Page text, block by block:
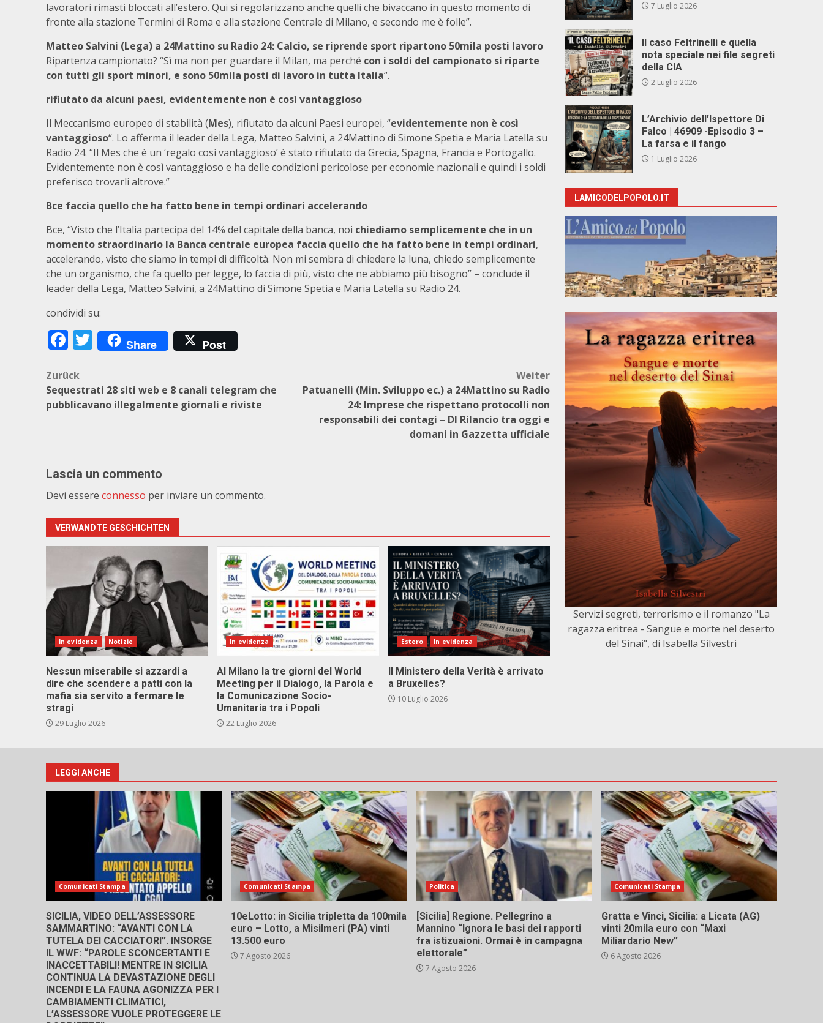
lavoratori rimasti bloccati all’estero. Qui si regolarizzano anche quelli che bivaccano in questo momento di
fronte alla stazione Termini di Roma e alla stazione Centrale di Milano, e secondo me è folle”.
Matteo Salvini (Lega) a 24Mattino su Radio 24: Calcio, se riprende sport ripartono 50mila posti lavoro
Ripartenza campionato? “Sì ma non per guardare il Milan, ma perché con i soldi del campionato si riparte
con tutti gli sport minori, e sono 50mila posti di lavoro in tutta Italia“.
rifiutato da alcuni paesi, evidentemente non è così vantaggioso
Il Meccanismo europeo di stabilità (Mes), rifiutato da alcuni Paesi europei, “evidentemente non è così
vantaggioso“. Lo afferma il leader della Lega, Matteo Salvini, a 24Mattino di Simone Spetia e Maria Latella su
Radio 24. “Il Mes che è un ‘regalo così vantaggioso’ è stato rifiutato da Grecia, Spagna, Francia e Portogallo.
Evidentemente non è così vantaggioso e ha delle condizioni pericolose per economie nazionali e quindi i soldi
preferisco trovarli altrove.”
Bce faccia quello che ha fatto bene in tempi ordinari accelerando
Bce, “Visto che l’Italia partecipa del 14% del capitale della banca, noi chiediamo semplicemente che in un
momento straordinario la Banca centrale europea faccia quello che ha fatto bene in tempi ordinari,
accelerando, visto che siamo in tempi di difficoltà. Non mi sembra di chiedere la luna, chiedo semplicemente
che un organismo, che fa quello per legge, lo faccia di più, visto che ne abbiamo più bisogno” – conclude il
leader della Lega, Matteo Salvini, a 24Mattino di Simone Spetia e Maria Latella su Radio 24.
condividi su:
Facebook
Twitter
Share Post
Beitragsnavigation
Zurück
Sequestrati 28 siti web e 8 canali telegram che
pubblicavano illegalmente giornali e riviste
Weiter
Patuanelli (Min. Sviluppo ec.) a 24Mattino su Radio
24: Imprese che rispettano protocolli non
responsabili dei contagi – Dl Rilancio tra oggi e
domani in Gazzetta ufficiale
Lascia un commento
Devi essere connesso per inviare un commento.
VERWANDTE GESCHICHTEN
In evidenza Notizie
Nessun miserabile si azzardi a
dire che scendere a patti con la
mafia sia servito a fermare le
stragi
29 Luglio 2026
In evidenza
Al Milano la tre giorni del World
Meeting per il Dialogo, la Parola e
la Comunicazione Socio-
Umanitaria tra i Popoli
22 Luglio 2026
Estero In evidenza
Il Ministero della Verità è arrivato
a Bruxelles?
10 Luglio 2026
7 Luglio 2026
Il caso Feltrinelli e quella
nota speciale nei file segreti
della CIA
2 Luglio 2026
L’Archivio dell’Ispettore Di
Falco | 46909 -Episodio 3 –
La farsa e il fango
1 Luglio 2026
LAMICODELPOPOLO.IT
Servizi segreti, terrorismo e il romanzo "La
ragazza eritrea - Sangue e morte nel deserto
del Sinai", di Isabella Silvestri
LEGGI ANCHE
Comunicati Stampa
SICILIA, VIDEO DELL’ASSESSORE
SAMMARTINO: “AVANTI CON LA
TUTELA DEI CACCIATORI”. INSORGE
IL WWF: “PAROLE SCONCERTANTI E
INACCETTABILI! MENTRE IN SICILIA
CONTINUA LA DEVASTAZIONE DEGLI
INCENDI E LA FAUNA AGONIZZA PER I
CAMBIAMENTI CLIMATICI,
L’ASSESSORE VUOLE PROTEGGERE LE
Comunicati Stampa
10eLotto: in Sicilia tripletta da 100mila
euro – Lotto, a Misilmeri (PA) vinti
13.500 euro
7 Agosto 2026
Politica
[Sicilia] Regione. Pellegrino a
Mannino “Ignora le basi dei rapporti
fra istizuaioni. Ormai è in campagna
elettorale”
7 Agosto 2026
Comunicati Stampa
Gratta e Vinci, Sicilia: a Licata (AG)
vinti 20mila euro con “Maxi
Miliardario New”
6 Agosto 2026